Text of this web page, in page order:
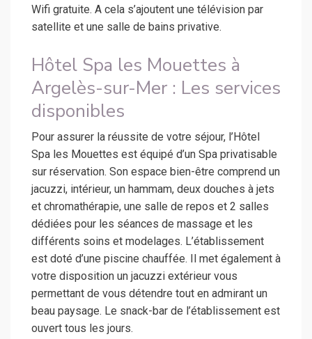
Wifi gratuite. A cela s’ajoutent une télévision par
satellite et une salle de bains privative.
Hôtel Spa les Mouettes à
Argelès-sur-Mer : Les services
disponibles
Pour assurer la réussite de votre séjour, l’Hôtel
Spa les Mouettes est équipé d’un Spa privatisable
sur réservation. Son espace bien-être comprend un
jacuzzi, intérieur, un hammam, deux douches à jets
et chromathérapie, une salle de repos et 2 salles
dédiées pour les séances de massage et les
différents soins et modelages. L’établissement
est doté d’une piscine chauffée. Il met également à
votre disposition un jacuzzi extérieur vous
permettant de vous détendre tout en admirant un
beau paysage. Le snack-bar de l’établissement est
ouvert tous les jours.